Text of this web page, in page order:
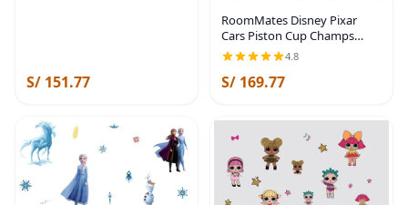
S/ 151.77
RoomMates Disney Pixar
Cars Piston Cup Champs
Adhesivos para pared, pelar y
pegar, RMK1518GM
4.8
S/ 169.77